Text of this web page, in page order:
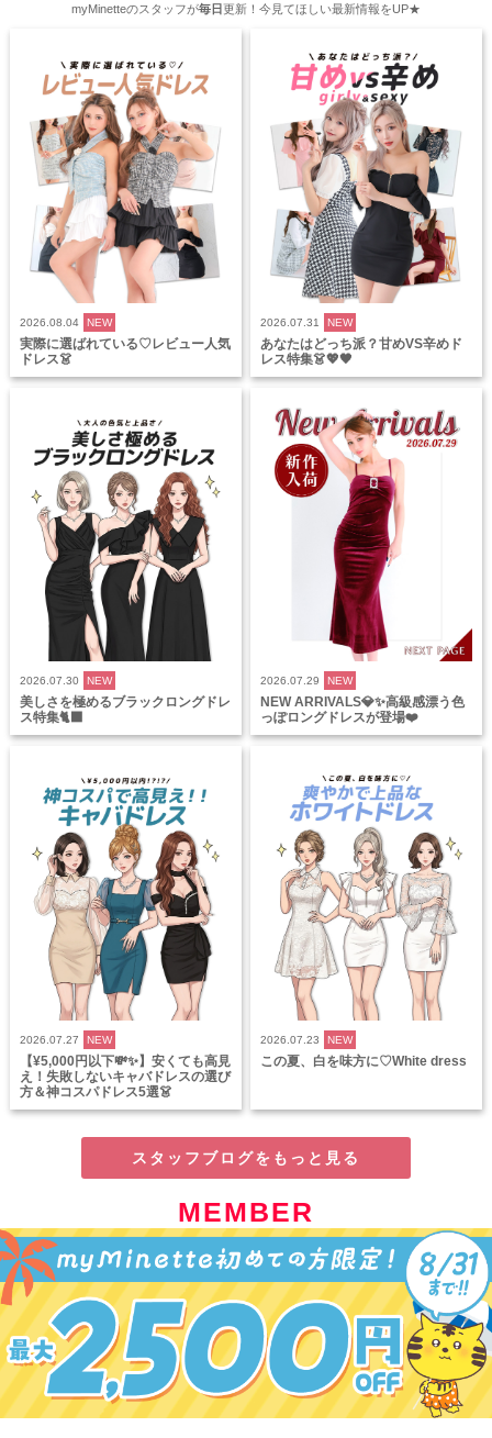
myMinetteのスタッフが毎日更新！今見てほしい最新情報をUP★
2026.08.04 NEW
実際に選ばれている♡レビュー人気
ドレス👗
2026.07.31 NEW
あなたはどっち派？甘めVS辛めド
レス特集👗💖🖤
2026.07.30 NEW
美しさを極めるブラックロングドレ
ス特集🐈‍⬛
2026.07.29 NEW
NEW ARRIVALS💎✨高級感漂う色
っぽロングドレスが登場❤️
2026.07.27 NEW
【¥5,000円以下💸✨】安くても高見
え！失敗しないキャバドレスの選び
方＆神コスパドレス5選👗
2026.07.23 NEW
この夏、白を味方に♡White dress
スタッフブログをもっと見る
MEMBER